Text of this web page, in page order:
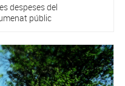
despeses del
públic